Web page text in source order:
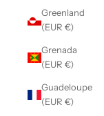
Greenland
(EUR €)
Grenada
(EUR €)
Guadeloupe
(EUR €)